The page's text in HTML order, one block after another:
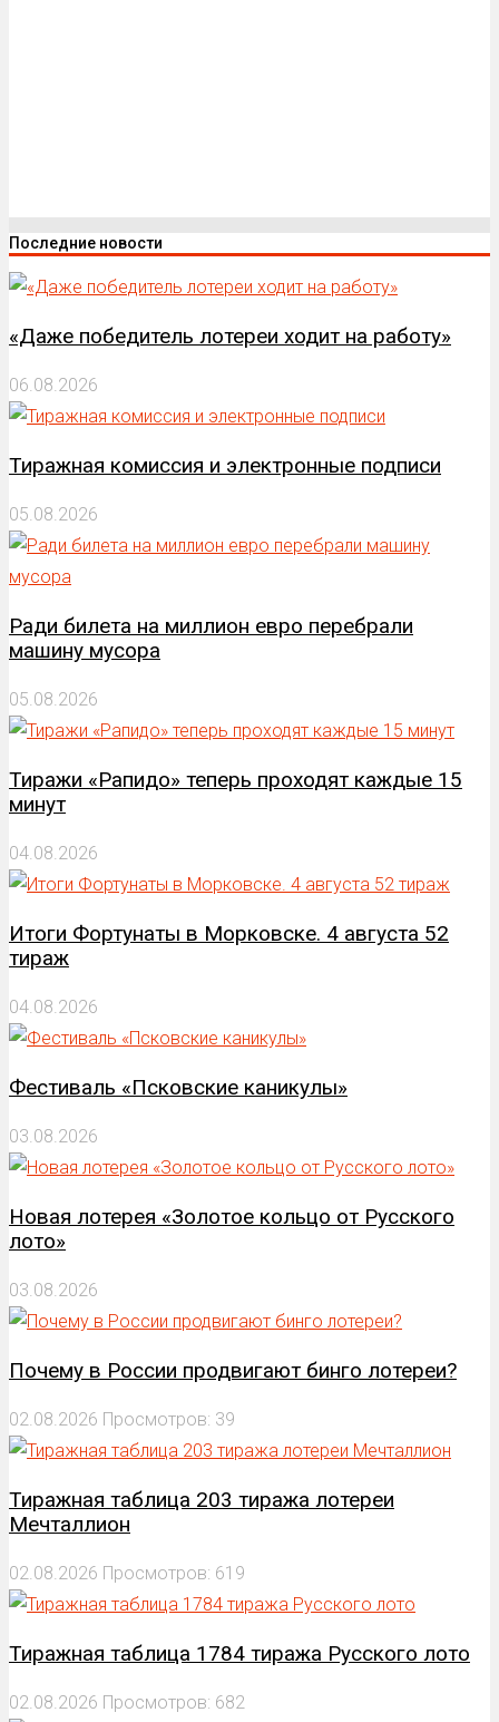
Последние новости
«Даже победитель лотереи ходит на работу»
06.08.2026
Тиражная комиссия и электронные подписи
05.08.2026
Ради билета на миллион евро перебрали
машину мусора
05.08.2026
Тиражи «Рапидо» теперь проходят каждые 15
минут
04.08.2026
Итоги Фортунаты в Морковске. 4 августа 52
тираж
04.08.2026
Фестиваль «Псковские каникулы»
03.08.2026
Новая лотерея «Золотое кольцо от Русского
лото»
03.08.2026
Почему в России продвигают бинго лотереи?
02.08.2026 Просмотров: 39
Тиражная таблица 203 тиража лотереи
Мечталлион
02.08.2026 Просмотров: 619
Тиражная таблица 1784 тиража Русского лото
02.08.2026 Просмотров: 682